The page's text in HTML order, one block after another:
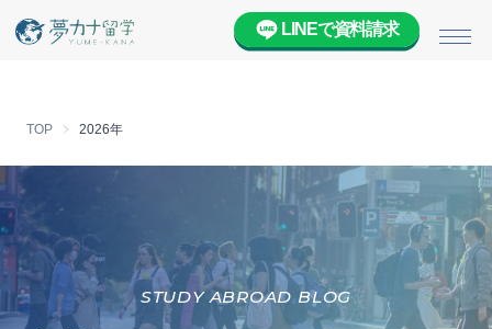
メ
LINEで資料請求
TOP 2026年
STUDY ABROAD BLOG